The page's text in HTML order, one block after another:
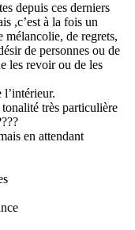
depuis ces derniers
,c’est à la fois un
mélancolie, de regrets,
de personnes ou de
les revoir ou de les
l’intérieur.
très particulière
en attendant